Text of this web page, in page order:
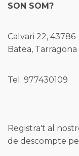
SON SOM?
Calvari 22, 43786
Batea, Tarragona
Tel: 977430109
Registra't al
de descompte